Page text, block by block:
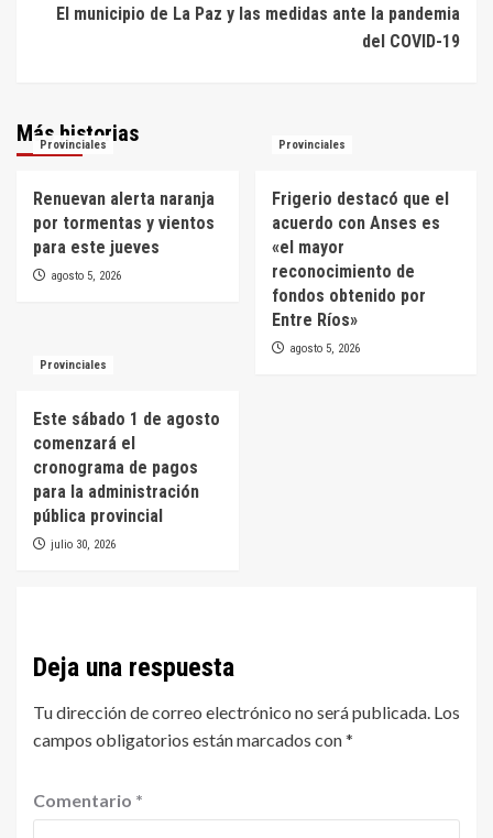
El municipio de La Paz y las medidas ante la pandemia
del COVID-19
Más historias
Provinciales
Renuevan alerta naranja
por tormentas y vientos
para este jueves
agosto 5, 2026
Provinciales
Frigerio destacó que el
acuerdo con Anses es
«el mayor
reconocimiento de
fondos obtenido por
Entre Ríos»
agosto 5, 2026
Provinciales
Este sábado 1 de agosto
comenzará el
cronograma de pagos
para la administración
pública provincial
julio 30, 2026
Deja una respuesta
Tu dirección de correo electrónico no será publicada. Los
campos obligatorios están marcados con*
Comentario *